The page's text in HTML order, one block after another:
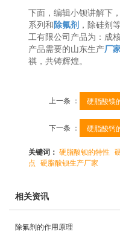
下面，编辑小钡讲解下
系列和 除氟剂 ，除硅剂
工有限公司产品为：成
产品需要的山东生产厂
祺，共铸辉煌。
上一条 ： 硬脂酸镁
下一条 ： 硬脂酸钙
关键词：硬脂酸钡的特性
点 硬脂酸钡生产厂家
相关资讯
除氟剂的作用原理